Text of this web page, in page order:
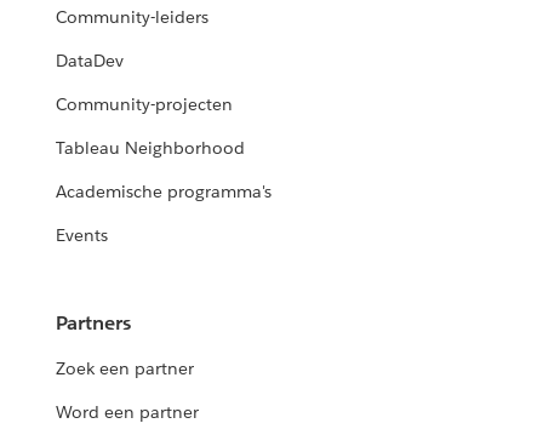
Community-leiders
DataDev
Community-projecten
Tableau Neighborhood
Academische programma's
Events
Partners
Zoek een partner
Word een partner